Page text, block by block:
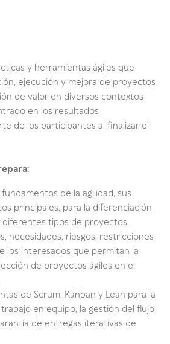
y herramientas ágiles que
ejecución y mejora de proyectos
de valor en diversos contextos
en los resultados
de los participantes al finalizar el
de la agilidad, sus
principales, para la diferenciación
diferentes tipos de proyectos.
necesidades, riesgos, restricciones
los interesados que permitan la
de proyectos ágiles en el
de Scrum, Kanban y Lean para la
en equipo, la gestión del flujo
de entregas iterativas de